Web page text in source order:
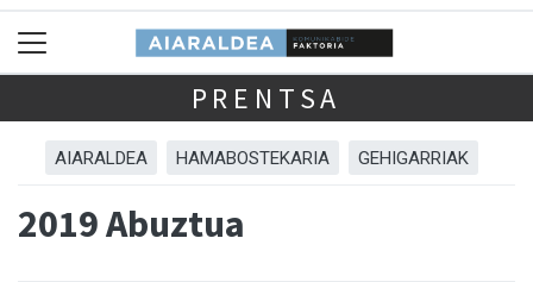
PRENTSA
AIARALDEA HAMABOSTEKARIA GEHIGARRIAK
2019 Abuztua